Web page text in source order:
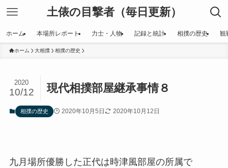
土俵の目撃者（毎日更新）
ホーム 本場所レポート 力士・人物 記録と統計 相撲の歴史 観
ホーム 大相撲 相撲の歴史
現代相撲部屋継承事情８
2020
10/12
相撲の歴史 2020年10月5日 2020年10月12日
九月場所優勝した正代は時津風部屋の所属で